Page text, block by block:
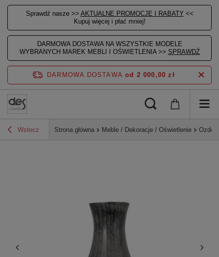
Sprawdź nasze >> AKTUALNE PROMOCJE I RABATY <<
Kupuj więcej i płać mniej!
DARMOWA DOSTAWA NA WSZYSTKIE MODELE
WYBRANYCH MAREK MEBLI I OŚWIETLENIA >> SPRAWDŹ
DARMOWA DOSTAWA od 2 000,00 zł
Wstecz Strona główna Meble / Dekoracje / Oświetlenie